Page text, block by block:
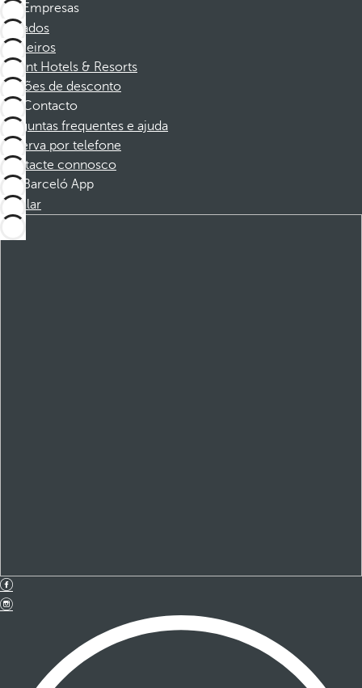
Empresas
Afiliados
Parceiros
Dorint Hotels & Resorts
Cupões de desconto
Contacto
Perguntas frequentes e ajuda
Reserva por telefone
Contacte connosco
Barceló App
Instalar